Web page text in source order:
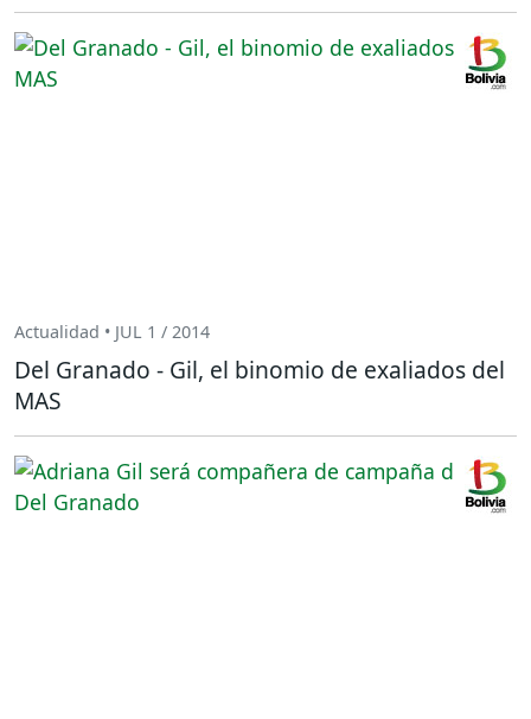
Actualidad • JUL 1 / 2014
Del Granado - Gil, el binomio de exaliados del
MAS